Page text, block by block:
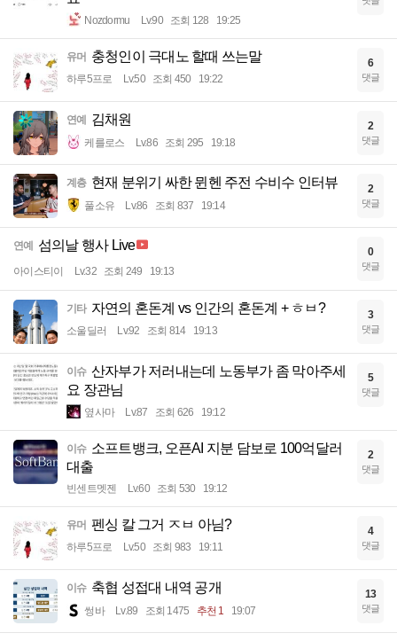
Nozdormu Lv.90 조회 128 19:25
유머 충청인이 극대노 할때 쓰는말
하루5프로 Lv.50 조회 450 19:22
6
댓글
연예 김채원
케를로스 Lv.86 조회 295 19:18
2
댓글
계층 현재 분위기 싸한 뮌헨 주전 수비수 인터뷰
풀소유 Lv.86 조회 837 19:14
2
댓글
연예 섬의날 행사 Live
아이스티이 Lv.32 조회 249 19:13
0
댓글
기타 자연의 혼돈계 vs 인간의 혼돈계 + ㅎㅂ?
소울딜러 Lv.92 조회 814 19:13
3
댓글
이슈 산자부가 저러내는데 노동부가 좀 막아주세
요 장관님
옆사마 Lv.87 조회 626 19:12
5
댓글
이슈 소프트뱅크, 오픈AI 지분 담보로 100억달러
대출
빈센트멧젠 Lv.60 조회 530 19:12
2
댓글
유머 펜싱 칼 그거 ㅈㅂ 아님?
하루5프로 Lv.50 조회 983 19:11
4
댓글
이슈 축협 성접대 내역 공개
썽바 Lv.89 조회 1475 추천 1 19:07
13
댓글